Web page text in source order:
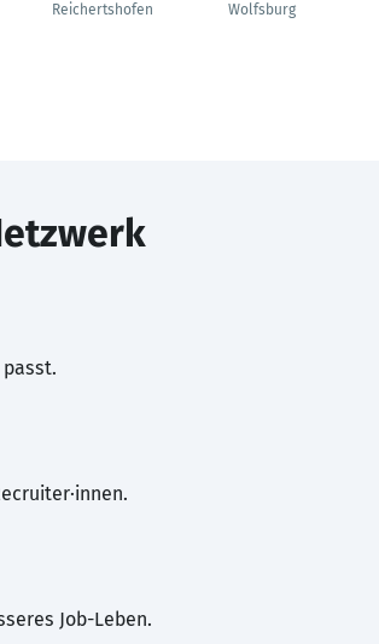
Reichertshofen
Wolfsburg
passt.
Job-Leben.